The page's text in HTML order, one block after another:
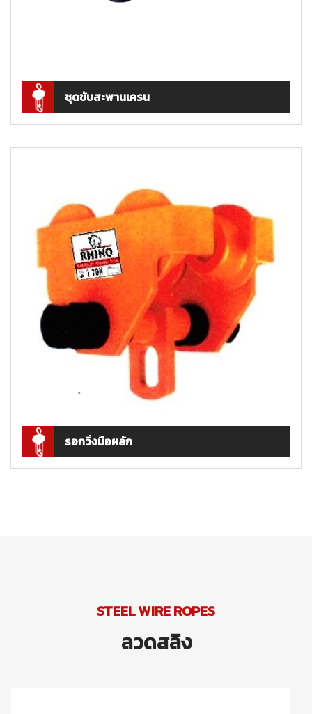
ชุดขับสะพานเครน
รอกวิ่งมือผลัก
STEEL WIRE ROPES
ลวดสลิง